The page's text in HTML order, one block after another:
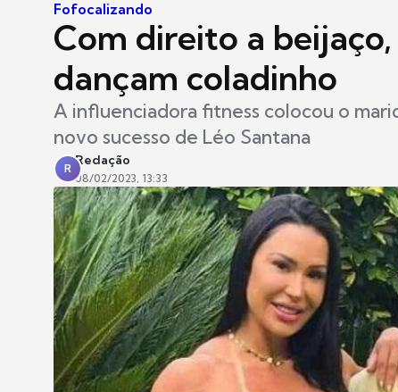
Fofocalizando
Com direito a
dançam coladinho
A influenciadora fitness colocou o
novo sucesso de Léo Santana
R
Redação
08/02/2023, 13:33